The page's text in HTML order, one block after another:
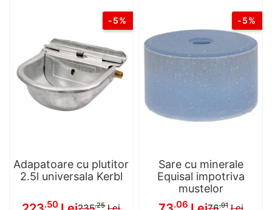
-5%
Adapatoare cu plutitor
2.5l universala Kerbl
Pret .50 .25
-5%
Sare cu minerale
Equisal impotriva
mustelor
Pret.06 .91